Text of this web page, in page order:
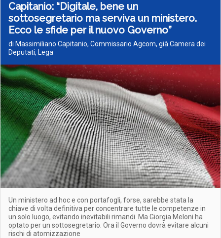
Capitanio: “Digitale, bene un
sottosegretario ma serviva un ministero.
Ecco le sfide per il nuovo Governo”
di Massimiliano Capitanio, Commissario Agcom, già Camera dei
Deputati, Lega
Un ministero ad hoc e con portafogli, forse, sarebbe stata la
chiave di volta definitiva per concentrare tutte le competenze in
un solo luogo, evitando inevitabili rimandi. Ma Giorgia Meloni ha
optato per un sottosegretario. Ora il Governo dovrà evitare alcuni
rischi di atomizzazione